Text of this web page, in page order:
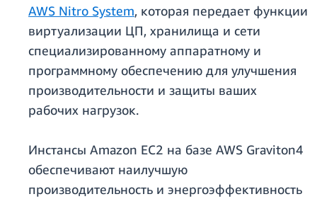
AWS Nitro System, которая передает функции
виртуализации ЦП, хранилища и сети
специализированному аппаратному и
программному обеспечению для улучшения
производительности и защиты ваших
рабочих нагрузок.
Инстансы Amazon EC2 на базе AWS Graviton4
обеспечивают наилучшую
производительность и энергоэффективность